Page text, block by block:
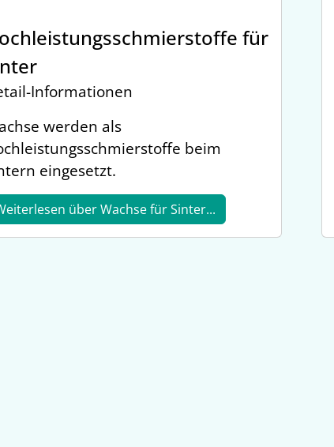
für
Informationen
werden als
beim
eingesetzt.
über Wachse für Sinter...